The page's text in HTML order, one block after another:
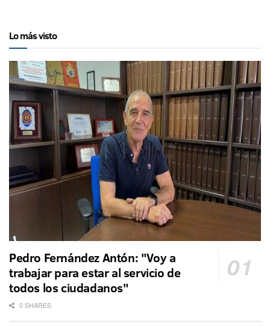
Lo más visto
Pedro Fernández Antón: "Voy a
trabajar para estar al servicio de
todos los ciudadanos"
0 SHARES